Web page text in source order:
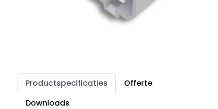
Productspecificaties
Offerte
Downloads